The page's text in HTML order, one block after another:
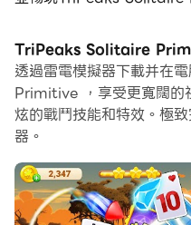
在電腦上運行TriPeaks
螢幕上清晰地瀏覽, 而用滑
屏鍵盤要快得多，同時你
通過多開和同步功能，你
式和帳戶。
而文件互傳功能讓分享圖
TriPeaks Solitaire
透過雷電模擬器下載并在
Primitive ，享受更寬闊的
炫的戰鬥技能和特效。極
器。